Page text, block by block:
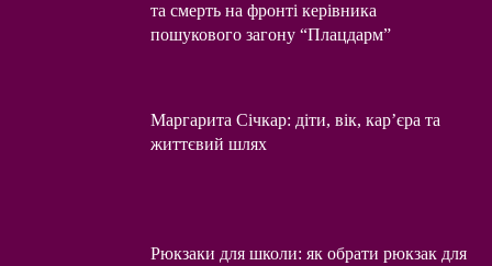
та смерть на фронті керівника
пошукового загону “Плацдарм”
Маргарита Січкар: діти, вік, кар’єра та
життєвий шлях
Рюкзаки для школи: як обрати рюкзак для